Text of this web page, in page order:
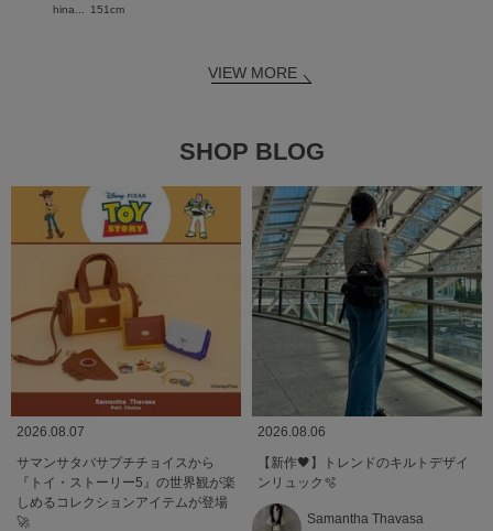
hina... 151cm
VIEW MORE
SHOP BLOG
2026.08.07
サマンサタバサプチチョイスから
『トイ・ストーリー5』の世界観が楽
しめるコレクションアイテムが登場
🚀
2026.08.06
【新作🖤】トレンドのキルトデザイ
ンリュック🫧
Samantha Thavasa